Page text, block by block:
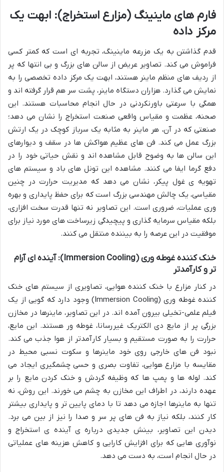
فارم های ماینینگ (مزارع استخراج): ابهت یک
مرکز داده
قدم گذاشتن به یک مزرعه ماینینگ، تجربه ای است که کمتر کسی
فراموش می کند. تصاویر عریض از سالن های بزرگ و بی انتها که پر
از ردیف های منظم ماینر هستند، ابهت یک مرکز داده تخصصی را به
نمایش می گذارد. هزاران دستگاه ماینر، پشت سر هم قرار گرفته اند و
همگی با سرعتی باورنکردنی در حال انجام محاسبات هستند. این
صحنه، عظمت و مقیاس واقعی صنعت استخراج را نشان می دهد؛
صنعتی که در آن، هر ماینر به مثابه یک سرباز کوچک در یک ارتش
بزرگ عمل می کند. فن های عظیم هواکش ها در سقف و دیوارهای
این سالن ها به وضوح قابل مشاهده اند و نقش حیاتی خود را در
دفع گرما ایفا می کنند. مشاهده این تونل های باد و سیستم های
تهویه ی غول پیکر، نشان می دهد که مدیریت حرارت در چنین
مقیاسی، یک چالش مهندسی بزرگ است که برای حفظ پایداری و بهره
وری عملیات، ضروری است. این تصاویر نه تنها قدرت سخت افزاری،
بلکه مقیاس سرمایه گذاری و پیچیدگی زیرساخت های مورد نیاز برای
موفقیت در این عرصه را به بیننده منتقل می کنند.
خنک کننده غوطه وری (Immersion Cooling): آینده ای آرام
تر و کارآمدتر
در کنار مزارع با خنک کننده هوایی، تصاویری از سیستم های خنک
کننده غوطه وری (Immersion Cooling) وجود دارد که گویی از یک
فیلم علمی-تخیلی بیرون آمده اند. در این تصاویر، ماینرها در مخازن
بزرگی پر از مایع دی الکتریک غیررسانا، غوطه ور هستند. این مایع،
حرارت را به صورت مستقیم و بسیار کارآمدتر از هوا جذب می کند.
نبود فن های خارجی روی خود ماینرها و سکوت نسبی محیط در
مقایسه با مزارع هوایی، تفاوت بصری و حسی چشمگیری ایجاد می
کند. لوله ها و پمپ ها که وظیفه گردش و خنک کردن مایع را بر
عهده دارند، در اطراف این مخازن به چشم می خورند. این روش، نه
تنها به ماینرها اجازه می دهد تا با دمای پایین تر و پایداری بیشتر
کار کنند، بلکه نیاز به فن های پر سر و صدا را نیز از بین می برد.
دیدن این تصاویر، بینش جدیدی درباره ی آینده ی استخراج و
نوآوری هایی که برای افزایش کارایی و کاهش هزینه های عملیاتی
در حال انجام است، به دست می دهد.